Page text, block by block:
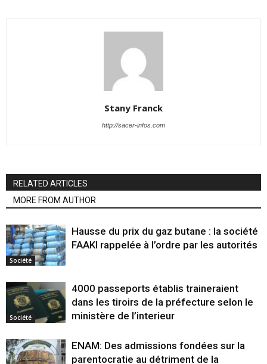
Stany Franck
http://sacer-infos.com
RELATED ARTICLES
MORE FROM AUTHOR
Société
Hausse du prix du gaz butane : la société
FAAKI rappelée à l’ordre par les autorités
Société
4000 passeports établis traineraient
dans les tiroirs de la préfecture selon le
ministère de l’interieur
ENAM: Des admissions fondées sur la
parentocratie au détriment de la